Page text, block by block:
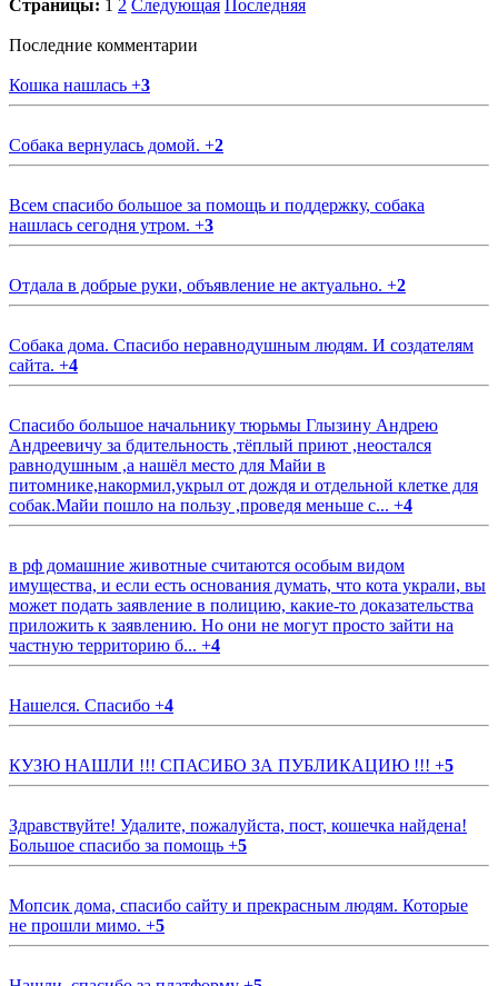
Страницы: 1 2 Следующая Последняя
Последние комментарии
Кошка нашлась +3
Собака вернулась домой. +2
Всем спасибо большое за помощь и поддержку, собака
нашлась сегодня утром. +3
Отдала в добрые руки, объявление не актуально. +2
Собака дома. Спасибо неравнодушным людям. И создателям
сайта. +4
Спасибо большое начальнику тюрьмы Глызину Андрею
Андреевичу за бдительность ,тёплый приют ,неостался
равнодушным ,а нашёл место для Майи в
питомнике,накормил,укрыл от дождя и отдельной клетке для
собак.Майи пошло на пользу ,проведя меньше с... +4
в рф домашние животные считаются особым видом
имущества, и если есть основания думать, что кота украли, вы
может подать заявление в полицию, какие-то доказательства
приложить к заявлению. Но они не могут просто зайти на
частную территорию б... +4
Нашелся. Спасибо +4
КУЗЮ НАШЛИ !!! СПАСИБО ЗА ПУБЛИКАЦИЮ !!! +5
Здравствуйте! Удалите, пожалуйста, пост, кошечка найдена!
Большое спасибо за помощь +5
Мопсик дома, спасибо сайту и прекрасным людям. Которые
не прошли мимо. +5